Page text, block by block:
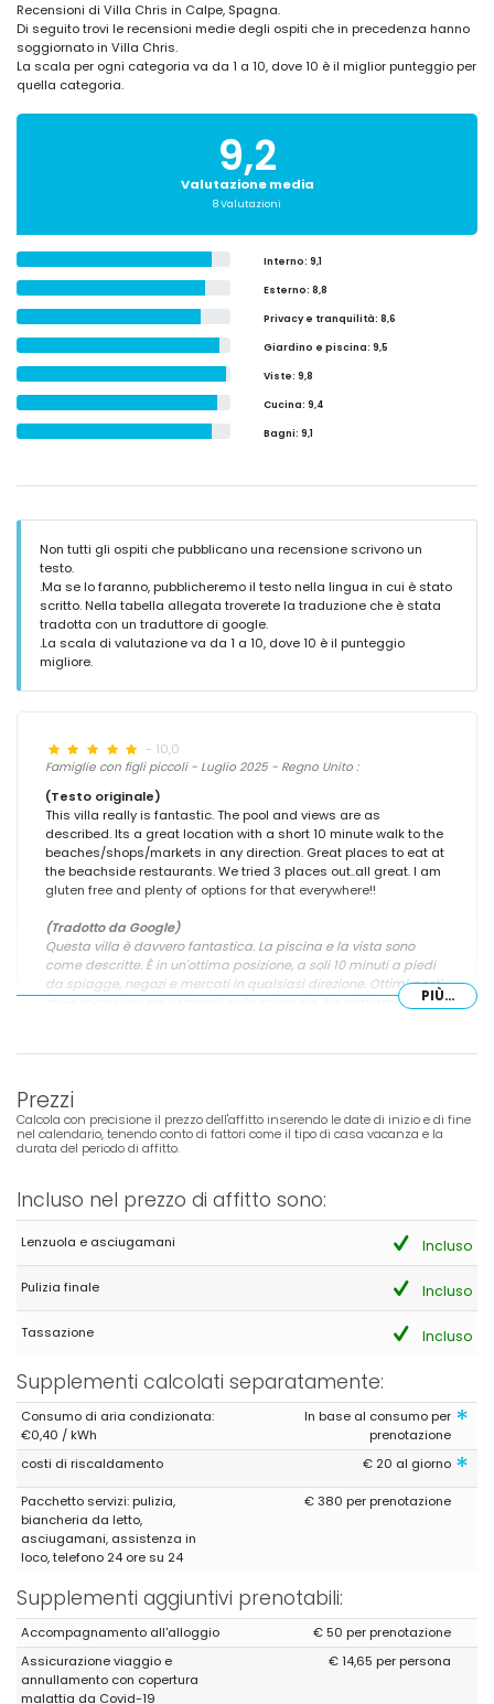
Recensioni di Villa Chris in Calpe, Spagna.
Di seguito trovi le recensioni medie degli ospiti che in precedenza hanno
soggiornato in Villa Chris.
La scala per ogni categoria va da 1 a 10, dove 10 è il miglior punteggio per
quella categoria.
9,2
Valutazione media
8 Valutazioni
Interno: 9,1
Esterno: 8,8
Privacy e tranquilità: 8,6
Giardino e piscina: 9,5
Viste: 9,8
Cucina: 9,4
Bagni: 9,1
Non tutti gli ospiti che pubblicano una recensione scrivono un
testo.
.Ma se lo faranno, pubblicheremo il testo nella lingua in cui è stato
scritto. Nella tabella allegata troverete la traduzione che è stata
tradotta con un traduttore di google.
.La scala di valutazione va da 1 a 10, dove 10 è il punteggio
migliore.
- 10,0
Famiglie con figli piccoli - Luglio 2025 - Regno Unito :
(Testo originale)
This villa really is fantastic. The pool and views are as
described. Its a great location with a short 10 minute walk to the
beaches/shops/markets in any direction. Great places to eat at
the beachside restaurants. We tried 3 places out..all great. I am
gluten free and plenty of options for that everywhere!!
(Tradotto da Google)
Questa villa è davvero fantastica. La piscina e la vista sono
come descritte. È in un'ottima posizione, a soli 10 minuti a piedi
da spiagge, negozi e mercati in qualsiasi direzione. Ottimi posti
dove mangiare nei ristoranti sulla spiaggia. Ne abbiamo provati
- 10,0
Famiglie con figli più grandi - Luglio 2021 - Francia :
(Tradotto da Google)
Tutto per una fantastica vacanza
(Testo originale)
maison spacieuse, fonctionnelle et bien équipée. Son plus, outre
une vue spectaculaire sur le Peñon, est la proximité avec la
plage El Arenal qui se situe à environ 1km soit 15 minutes à pied,
vacances sans voiture garanties
Nous avons passé comme chaque année d'excellentes
vacances par votre intermédiaire. A bientôt
(Tradotto da Google)
casa spaziosa, funzionale e ben attrezzata. Il suo vantaggio,
oltre a una vista spettacolare sul Peñon, è la vicinanza alla
vacanze senza auto garantite.
Abbiamo trascorso, come ogni anno, una vacanza eccellente
grazie a te. A presto
PIÙ...
Prezzi
Calcola con precisione il prezzo dell'affitto inserendo le date di inizio e di fine
nel calendario, tenendo conto di fattori come il tipo di casa vacanza e la
durata del periodo di affitto.
Incluso nel prezzo di affitto sono:
Lenzuola e asciugamani Incluso
Pulizia finale Incluso
Tassazione Incluso
Supplementi calcolati separatamente:
Consumo di aria condizionata:
€0,40 / kWh
In base al consumo per
prenotazione *
costi di riscaldamento € 20 al giorno *
Pacchetto servizi: pulizia,
biancheria da letto,
asciugamani, assistenza in
loco, telefono 24 ore su 24
€ 380 per prenotazione
Supplementi aggiuntivi prenotabili:
Accompagnamento all'alloggio
€ 50 per prenotazione
Assicurazione viaggio e
annullamento con copertura
malattia da Covid-19
€ 14,65 per persona